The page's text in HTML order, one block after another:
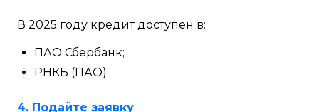
В 2025 году кредит доступен в:
ПАО Сбербанк;
РНКБ (ПАО).
4. Подайте заявку